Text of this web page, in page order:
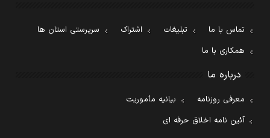
تماس با ما تبلیغات اشتراک
سرپرستی استان ها
همکاری با ما
درباره ما
معرفی روزنامه
بیانیه مأموریت
آئین نامه اخلاق حرفه ای